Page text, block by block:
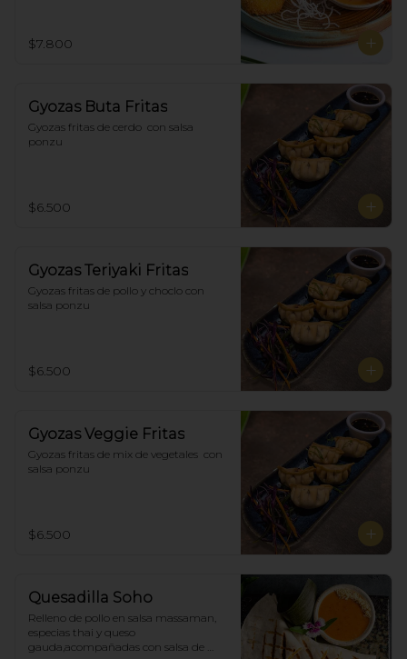
$7.800
Gyozas Buta Fritas
Gyozas fritas de cerdo  con salsa
ponzu
$6.500
Gyozas Teriyaki Fritas
Gyozas fritas de pollo y choclo con
salsa ponzu
$6.500
Gyozas Veggie Fritas
Gyozas fritas de mix de vegetales  con
salsa ponzu
$6.500
Quesadilla Soho
Relleno de pollo en salsa massaman,
especias thai y queso
gauda,acompañadas con salsa de